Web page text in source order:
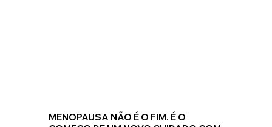
MENOPAUSA NÃO É O FIM. É O